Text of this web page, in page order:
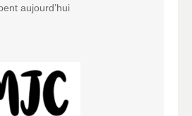
aujourd’hui